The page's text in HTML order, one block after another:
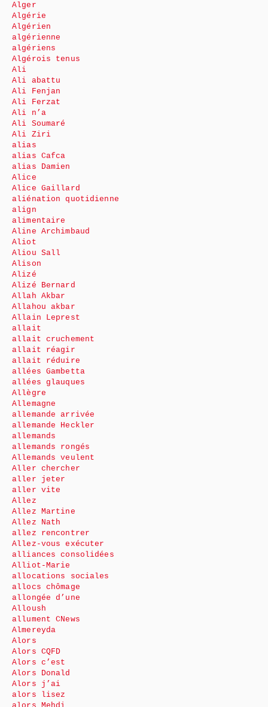
Alger
Algérie
Algérien
algérienne
algériens
Algérois tenus
Ali
Ali abattu
Ali Fenjan
Ali Ferzat
Ali n’a
Ali Soumaré
Ali Ziri
alias
alias Cafca
alias Damien
Alice
Alice Gaillard
aliénation quotidienne
align
alimentaire
Aline Archimbaud
Aliot
Aliou Sall
Alison
Alizé
Alizé Bernard
Allah Akbar
Allahou akbar
Allain Leprest
allait
allait cruchement
allait réagir
allait réduire
allées Gambetta
allées glauques
Allègre
Allemagne
allemande arrivée
allemande Heckler
allemands
allemands rongés
Allemands veulent
Aller chercher
aller jeter
aller vite
Allez
Allez Martine
Allez Nath
allez rencontrer
Allez-vous exécuter
alliances consolidées
Alliot-Marie
allocations sociales
allocs chômage
allongée d’une
Alloush
allument CNews
Almereyda
Alors
Alors CQFD
Alors c’est
Alors Donald
Alors j’ai
alors lisez